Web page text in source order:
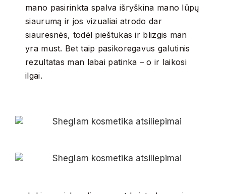
mano pasirinkta spalva išryškina mano lūpų
siaurumą ir jos vizualiai atrodo dar
siauresnės, todėl pieštukas ir blizgis man
yra must. Bet taip pasikoregavus galutinis
rezultatas man labai patinka – o ir laikosi
ilgai.